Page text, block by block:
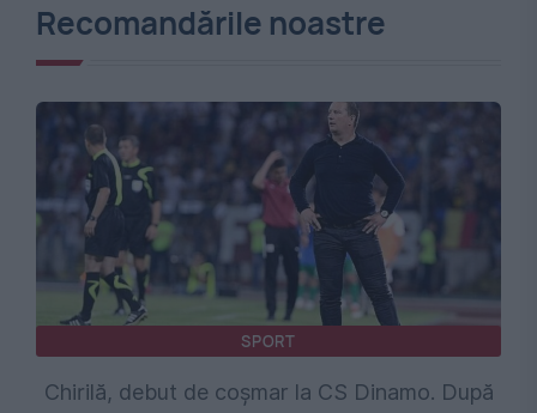
Recomandările noastre
SPORT
Chirilă, debut de coșmar la CS Dinamo. După